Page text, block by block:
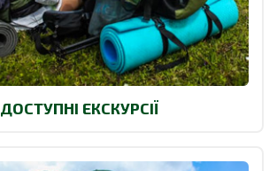
ДОСТУПНІ ЕКСКУРСІЇ